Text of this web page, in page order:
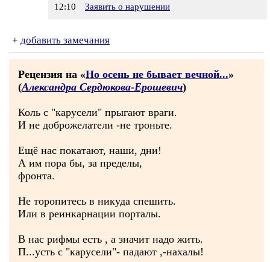
12:10
Заявить о нарушении
+ добавить замечания
Рецензия на «Но осень не бывает вечной...»
(Александра Сердюкова-Ерошевич)
Коль с "карусели" прыгают враги.
И не доброжелатели -не троньте.
Ещё нас покатают, наши, дни!
А им пора бы, за пределы,
фронта.
Не торопитесь в никуда спешить.
Или в реинкарнации порталы.
В нас рифмы есть , а значит надо жить.
П...усть с "карусели"- падают ,-нахалы!